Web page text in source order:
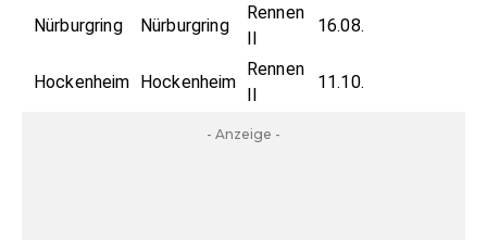
Nürburgring Nürburgring
Rennen
II
16.08.
Hockenheim Hockenheim
Rennen
II
11.10.
- Anzeige -